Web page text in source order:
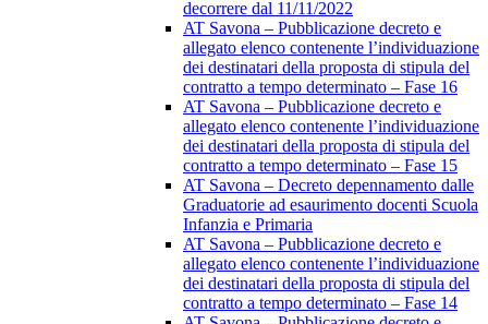
decorrere dal 11/11/2022
AT Savona – Pubblicazione decreto e
allegato elenco contenente l’individuazione
dei destinatari della proposta di stipula del
contratto a tempo determinato – Fase 16
AT Savona – Pubblicazione decreto e
allegato elenco contenente l’individuazione
dei destinatari della proposta di stipula del
contratto a tempo determinato – Fase 15
AT Savona – Decreto depennamento dalle
Graduatorie ad esaurimento docenti Scuola
Infanzia e Primaria
AT Savona – Pubblicazione decreto e
allegato elenco contenente l’individuazione
dei destinatari della proposta di stipula del
contratto a tempo determinato – Fase 14